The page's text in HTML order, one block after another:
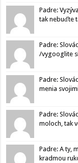
Padre:
tak nebuďte
Padre:
/vygooglite
Padre:
menia
Padre:
moloch, tak
Padre: A ty,
kradmou